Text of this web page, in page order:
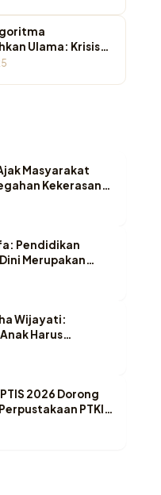
Ulama: Krisis
di
Masyarakat
Kekerasan
Anak
Pendidikan
Merupakan
Melindungi Anak
Wijayati:
Harus
Melindungi
2026 Dorong
PTKI